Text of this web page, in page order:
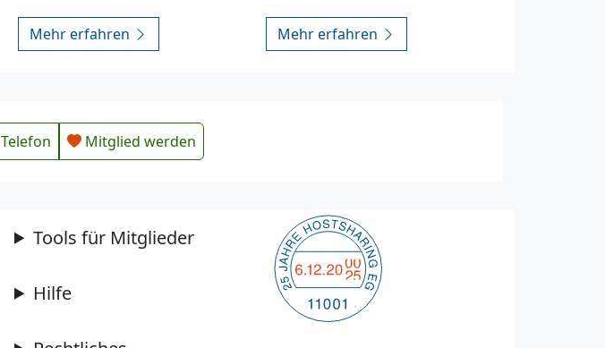
Mehr erfahren Mehr erfahren
Telefon Mitglied werden
Tools für Mitglieder
Hilfe